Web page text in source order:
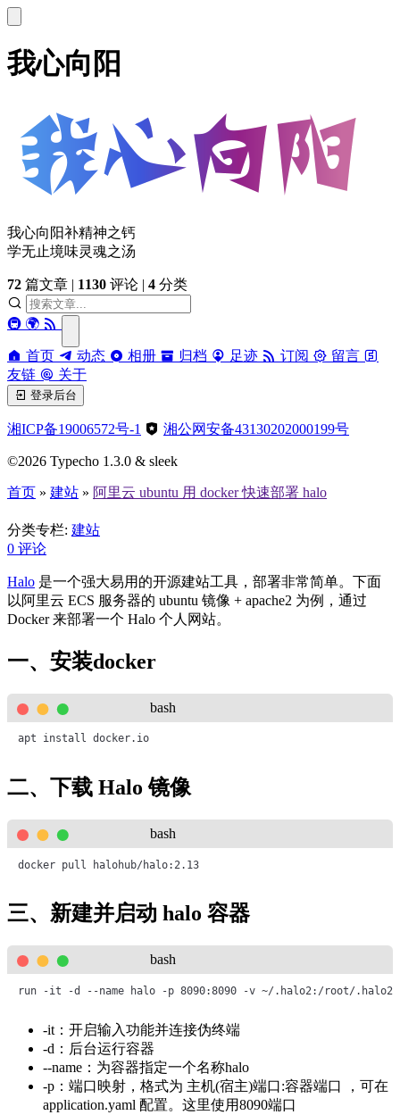
我心向阳
我心向阳补精神之钙
学无止境味灵魂之汤
72 篇文章 | 1130 评论 | 4 分类
🚇 🌍
首页 动态 相册 归档 足迹 订阅
留言
友链
关于
登录后台
湘ICP备19006572号-1 湘公网安备43130202000199号
©2026 Typecho 1.3.0 & sleek
首页 » 建站 » 阿里云 ubuntu 用 docker 快速部署 halo
分类专栏: 建站
0 评论
Halo 是一个强大易用的开源建站工具，部署非常简单。下面
以阿里云 ECS 服务器的 ubuntu 镜像 + apache2 为例，通过
Docker 来部署一个 Halo 个人网站。
一、安装docker
bash
apt install docker.io
二、下载 Halo 镜像
bash
docker pull halohub/halo:2.13
三、新建并启动 halo 容器
bash
run -it -d --name halo -p 8090:8090 -v ~/.halo2:/root/.halo2
-it：开启输入功能并连接伪终端
-d：后台运行容器
--name：为容器指定一个名称halo
-p：端口映射，格式为 主机(宿主)端口:容器端口 ，可在
application.yaml 配置。这里使用8090端口